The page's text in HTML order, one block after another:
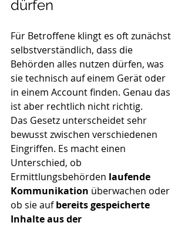
dürfen
Für Betroffene klingt es oft zunächst
selbstverständlich, dass die
Behörden alles nutzen dürfen, was
sie technisch auf einem Gerät oder
in einem Account finden. Genau das
ist aber rechtlich nicht richtig.
Das Gesetz unterscheidet sehr
bewusst zwischen verschiedenen
Eingriffen. Es macht einen
Unterschied, ob
Ermittlungsbehörden laufende
Kommunikation überwachen oder
ob sie auf bereits gespeicherte
Inhalte aus der